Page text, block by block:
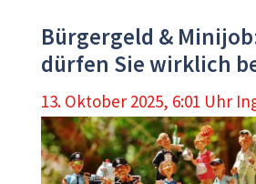
Bürgergeld &
dürfen Sie wirklich
13. Oktober 2025, 6:01 Uhr